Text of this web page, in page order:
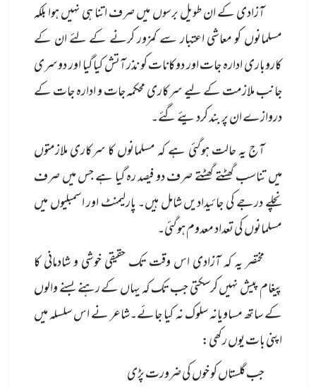
آزادی کے ان طویل برسوں میں صرف اتنا ہی نہیں ہوا بلکہ
مسلمانوں کو معاشی اعتبار سے کمزور کرنے کے لئے ان کے
کاروباری ادارہ جات اور دوکانات کو نذر آتش کیا گیا اور دوسری
جانب ملازمت کے لیے سرکاری محکمہ جات و ادارہ جات کے
دروازے ان پر بند کردیئے گئے۔
آج یہ حالت ہوگئی ہے کہ مسلمانوں کا سرکاری ملازمتوں
میں تناسب گھٹتے گھٹتے صرف دو فیصد رہ گیا ہے جس میں صرف
نچلے درجے کی جائیدادیں شامل ہیں۔ پارلیمنٹ اور اسمبلیوں میں
مسلمانوں کی تعداد معدوم ہوگئی۔
مختصر یہ کہ آزادی اس وقت تک حقیقی خوشی و شادمانی کا
پیغام پیش نہیں کرسکتی جب تک کہ یہاں کے رہنے بسنے والوں
کے ساتھ مساویانہ سلوک نہ کیا جائے۔شاعر نے اس سلسلہ میں
اپنی بات یوں رکھی:
جب گلستاں کو خوں کی ضرورت پڑی